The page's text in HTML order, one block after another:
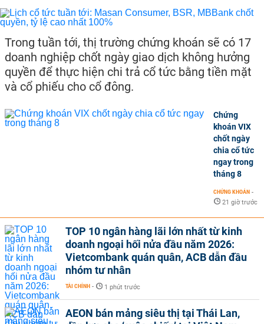
Trong tuần tới, thị trường chứng khoán sẽ có 17
doanh nghiệp chốt ngày giao dịch không hưởng
quyền để thực hiện chi trả cổ tức bằng tiền mặt
và cổ phiếu cho cổ đông.
Chứng
khoán VIX
chốt ngày
chia cổ tức
ngay trong
tháng 8
CHỨNG KHOÁN -
21 giờ trước
TOP 10 ngân hàng lãi lớn nhất từ kinh
doanh ngoại hối nửa đầu năm 2026:
Vietcombank quán quân, ACB dẫn đầu
nhóm tư nhân
TÀI CHÍNH - 1 phút trước
AEON bán mảng siêu thị tại Thái Lan,